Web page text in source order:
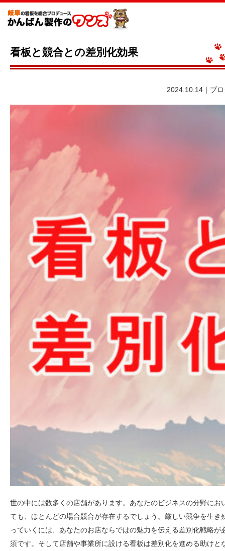
看板と競合との差別化効果
2024.10.14｜ブ
世の中には数多くの店舗があります。あなたのビジネスの分野にお
ても、ほとんどの場合競合が存在するでしょう。厳しい競争を生き
っていくには、あなたのお店ならではの魅力を伝える差別化戦略が
須です。そして店舗や事業所に設ける看板は差別化を進める助けと